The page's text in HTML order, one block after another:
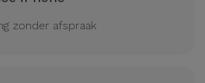
zonder afspraak